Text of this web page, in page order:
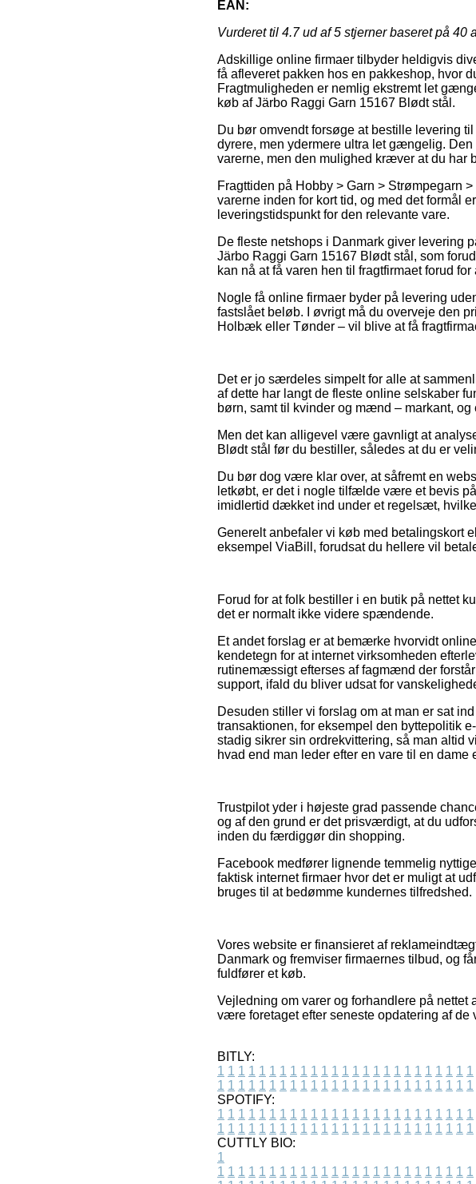
EAN:
Vurderet til 4.7ud af 5 stjerner baseret på 40
Adskillige online firmaer tilbyder heldigvis
få afleveret pakken hos en pakkeshop, hvor
Fragtmuligheden er nemlig ekstremt let
køb af Järbo Raggi Garn 15167 Blødt stål.
Du bør omvendt forsøge at bestille levering
dyrere, men ydermere ultra let gængelig.
varerne, men den mulighed kræver at du har
Fragttiden på Hobby > Garn > Strømpegarn
varerne inden for kort tid, og med det formål
leveringstidspunkt for den relevante vare.
De fleste netshops i Danmark giver levering
Järbo Raggi Garn 15167 Blødt stål, som
kan nå at få varen hen til fragtfirmaet forud
Nogle få online firmaer byder på levering
fastslået beløb. I øvrigt må du overveje den
Holbæk eller Tønder – vil blive at få
Det er jo særdeles simpelt for alle at
af dette har langt de fleste online selskaber
børn, samt til kvinder og mænd – markant,
Men det kan alligevel være gavnligt at
Blødt stål før du bestiller, således at du er
Du bør dog være klar over, at såfremt en
letkøbt, er det i nogle tilfælde være et bevis
imidlertid dækket ind under et regelsæt,
Generelt anbefaler vi køb med betalingskort
eksempel ViaBill, forudsat du hellere vil
Forud for at folk bestiller i en butik på nettet
det er normalt ikke videre spændende.
Et andet forslag er at bemærke hvorvidt
kendetegn for at internet virksomheden
rutinemæssigt efterses af fagmænd der
support, ifald du bliver udsat for
Desuden stiller vi forslag om at man er sat
transaktionen, for eksempel den byttepolitik
stadig sikrer sin ordrekvittering, så man altid
hvad end man leder efter en vare til en dame
Trustpilot yder i højeste grad passende
og af den grund er det prisværdigt, at du
inden du færdiggør din shopping.
Facebook medfører lignende temmelig
faktisk internet firmaer hvor det er muligt at
bruges til at bedømme kundernes tilfredshed.
Vores website er finansieret af
Danmark og fremviser firmaernes tilbud, og
fuldfører et køb.
Vejledning om varer og forhandlere på nettet
være foretaget efter seneste opdatering af de
BITLY:
1 1 1 1 1 1 1 1 1 1 1 1 1 1 1 1 1 1 1 1 1 1 1 1 1
1 1 1 1 1 1 1 1 1 1 1 1 1 1 1 1 1 1 1 1 1 1 1 1 1
SPOTIFY:
1 1 1 1 1 1 1 1 1 1 1 1 1 1 1 1 1 1 1 1 1 1 1 1 1
1 1 1 1 1 1 1 1 1 1 1 1 1 1 1 1 1 1 1 1 1 1 1 1 1
CUTTLY BIO:
1
1 1 1 1 1 1 1 1 1 1 1 1 1 1 1 1 1 1 1 1 1 1 1 1 1